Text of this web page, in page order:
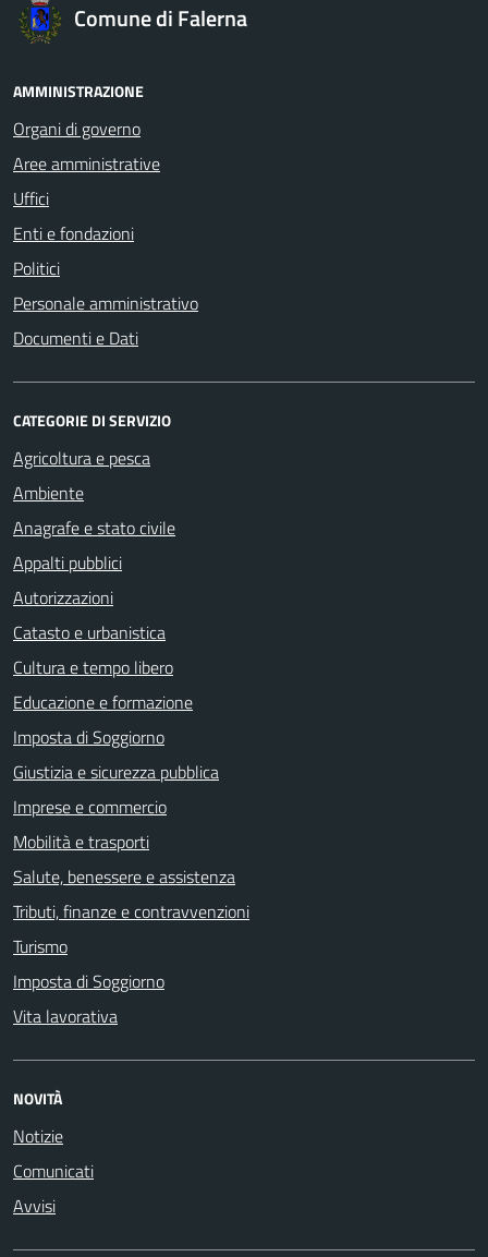
Comune di Falerna
AMMINISTRAZIONE
Organi di governo
Aree amministrative
Uffici
Enti e fondazioni
Politici
Personale amministrativo
Documenti e Dati
CATEGORIE DI SERVIZIO
Agricoltura e pesca
Ambiente
Anagrafe e stato civile
Appalti pubblici
Autorizzazioni
Catasto e urbanistica
Cultura e tempo libero
Educazione e formazione
Imposta di Soggiorno
Giustizia e sicurezza pubblica
Imprese e commercio
Mobilità e trasporti
Salute, benessere e assistenza
Tributi, finanze e contravvenzioni
Turismo
Imposta di Soggiorno
Vita lavorativa
NOVITÀ
Notizie
Comunicati
Avvisi